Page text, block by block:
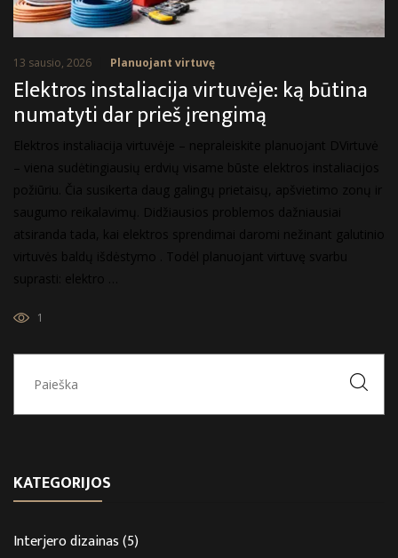
13 sausio, 2026 Planuojant virtuvę
Elektros instaliacija virtuvėje: ką būtina
numatyti dar prieš įrengimą
Elektros instaliacija virtuvėje – nepraleiskite planuojant DVirtuvė
– viena sudėtingiausių erdvių visame būste elektros instaliacijos
požiūriu. Čia susikerta daug galingų prietaisų, apšvietimo zonų ir
saugumo reikalavimų. Didžiausios problemos dažniausiai
atsiranda tada, kai elektros sprendimai daromi nežinant galutinio
virtuvės baldų išdėstymo . Todėl planuojant virtuvę svarbu
suprasti: elektro …
1
KATEGORIJOS
Interjero dizainas(5)